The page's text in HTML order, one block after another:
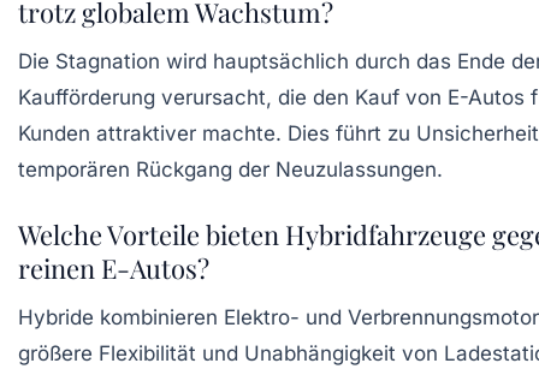
trotz globalem Wachstum?
Die Stagnation wird hauptsächlich durch das Ende
Kaufförderung verursacht, die den Kauf von E-Autos
Kunden attraktiver machte. Dies führt zu
temporären Rückgang der Neuzulassungen.
Welche Vorteile bieten Hybridfahrzeuge
reinen E-Autos?
Hybride kombinieren Elektro- und
größere Flexibilität und Unabhängigkeit von